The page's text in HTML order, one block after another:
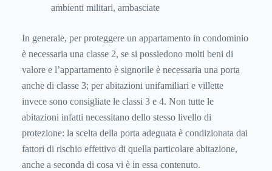
ambienti militari, ambasciate
In generale, per proteggere un appartamento in condominio
è necessaria una classe 2, se si possiedono molti beni di
valore e l’appartamento è signorile è necessaria una porta
anche di classe 3; per abitazioni unifamiliari e villette
invece sono consigliate le classi 3 e 4. Non tutte le
abitazioni infatti necessitano dello stesso livello di
protezione: la scelta della porta adeguata è condizionata dai
fattori di rischio effettivo di quella particolare abitazione,
anche a seconda di cosa vi è in essa contenuto.